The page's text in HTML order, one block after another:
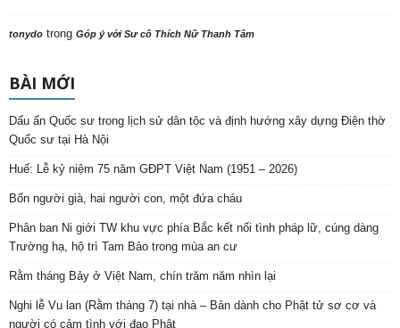
tonydo trong Góp ý với Sư cô Thích Nữ Thanh Tâm
BÀI MỚI
Dấu ấn Quốc sư trong lịch sử dân tộc và định hướng xây dựng Điện thờ
Quốc sư tại Hà Nội
Huế: Lễ kỷ niệm 75 năm GĐPT Việt Nam (1951 – 2026)
Bốn người già, hai người con, một đứa cháu
Phân ban Ni giới TW khu vực phía Bắc kết nối tình pháp lữ, cúng dàng
Trường hạ, hộ trì Tam Bảo trong mùa an cư
Rằm tháng Bảy ở Việt Nam, chín trăm năm nhìn lại
Nghi lễ Vu lan (Rằm tháng 7) tại nhà – Bản dành cho Phật tử sơ cơ và
người có cảm tình với đạo Phật